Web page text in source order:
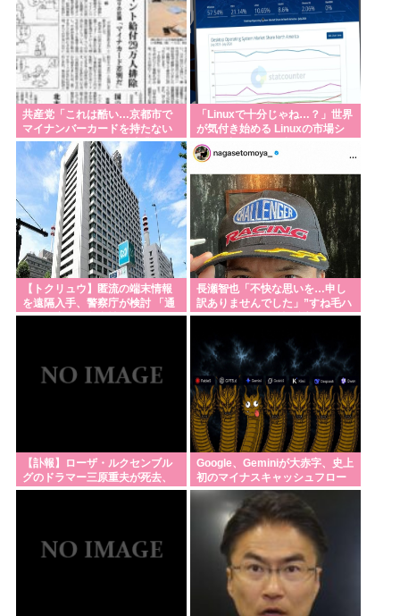
共産党「これは酷い…京都市で
マイナンバーカードを持たない
29万人がポイント給付事業から
排除された」
「Linuxで十分じゃね…？」世界
が気付き始める Linuxの市場シ
ェアが初めて10%超える
Windows窮地
【トクリュウ】匿流の端末情報
を遠隔入手、警察庁が検討 「通
信の秘密」と整合性は
長瀬智也「不快な思いを…申し
訳ありませんでした」”すね毛ハ
ラスメント”を女性に謝罪
【訃報】ローザ・ルクセンブル
グのドラマー三原重夫が死去、
ルースターズやスターリンにも
Google、Geminiが大赤字、史上
初のマイナスキャッシュフロー
に陥る